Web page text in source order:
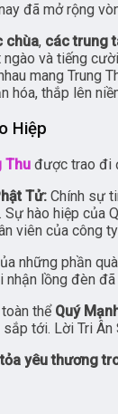
đã mở rộng
chùa, các trung
ngào và tiếng
mang Trung
hóa, thắp lên
Hiệp
Thu được trao đi
Tử: Chính sự
hào hiệp của
viên của công
những phần
nhận lồng đèn
thể Quý
tới. Lời Tri
yêu thương